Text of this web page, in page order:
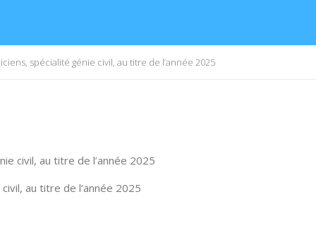
spécialité génie civil, au titre de l’année 2025
civil, au titre de l’année 2025
au titre de l’année 2025